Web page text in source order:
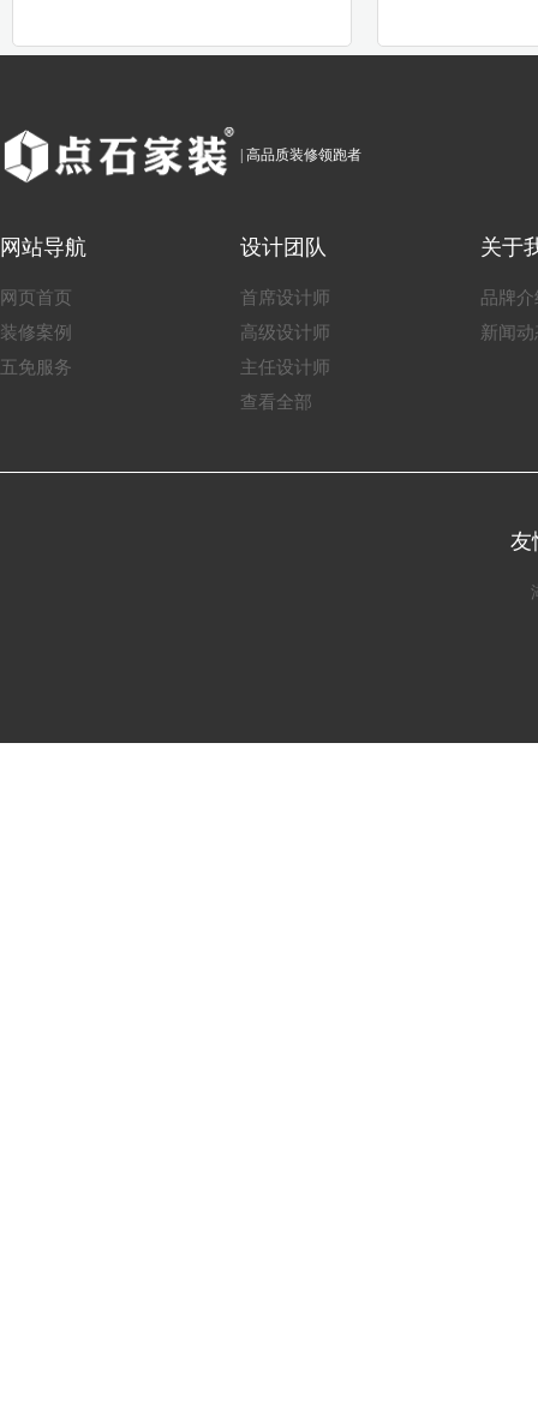
| 高品质装修领跑者
网站导航
网页首页
装修案例
五免服务
设计团队
首席设计师
高级设计师
主任设计师
查看全部
关于
品牌介
新闻动
友